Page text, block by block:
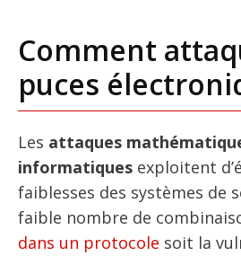
Comment
puces
Les attaques
informatiques exploitent
faiblesses des systèmes de
faible nombre de
dans un protocole soit la